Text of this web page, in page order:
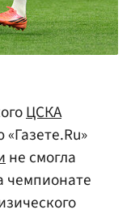
ЦСКА
не смогла
чемпионате